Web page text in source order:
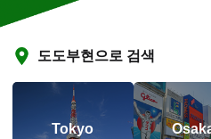
도도부현으로 검색
Tokyo